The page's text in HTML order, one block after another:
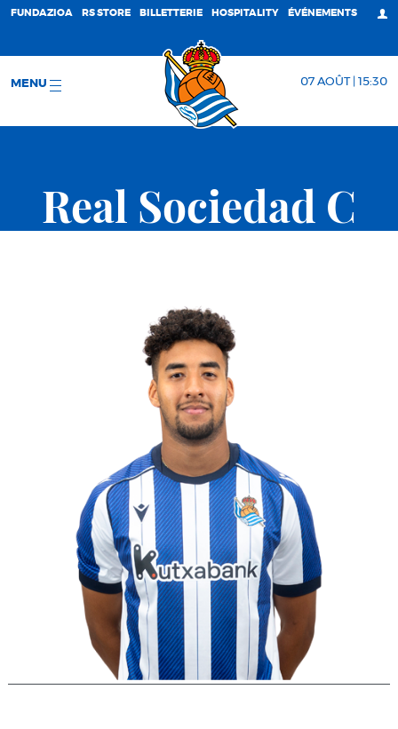
FUNDAZIOA RS STORE BILLETTERIE HOSPITALITY ÉVÉNEMENTS
MENU 07 AOÛT | 15:30
Real Sociedad C